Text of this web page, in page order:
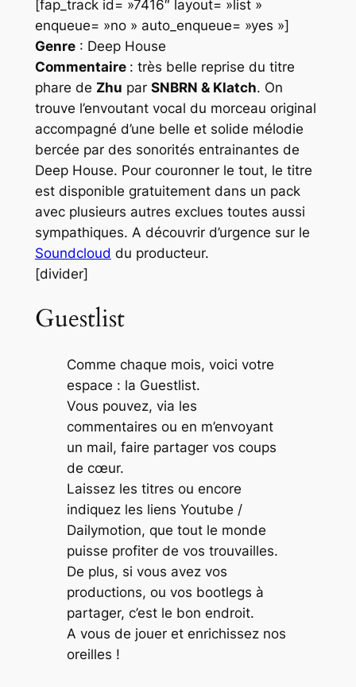
[fap_track id= »7416″ layout= »list »
enqueue= »no » auto_enqueue= »yes »]
Genre: Deep House
Commentaire : très belle reprise du titre
phare de Zhu par SNBRN & Klatch. On
trouve l’envoutant vocal du morceau original
accompagné d’une belle et solide mélodie
bercée par des sonorités entrainantes de
Deep House. Pour couronner le tout, le titre
est disponible gratuitement dans un pack
avec plusieurs autres exclues toutes aussi
sympathiques. A découvrir d’urgence sur le
Soundcloud du producteur.
[divider]
Guestlist
Comme chaque mois, voici votre
espace : la Guestlist.
Vous pouvez, via les
commentaires ou en m’envoyant
un mail, faire partager vos coups
de cœur.
Laissez les titres ou encore
indiquez les liens Youtube /
Dailymotion, que tout le monde
puisse profiter de vos trouvailles.
De plus, si vous avez vos
productions, ou vos bootlegs à
partager, c’est le bon endroit.
A vous de jouer et enrichissez nos
oreilles !